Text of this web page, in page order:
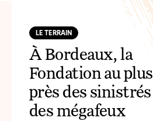
LE TERRAIN
À Bordeaux, la
Fondation au plus
près des sinistrés
des mégafeux